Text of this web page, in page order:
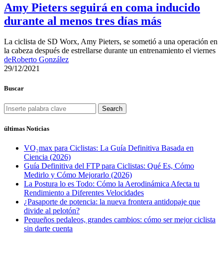
Amy Pieters seguirá en coma inducido
durante al menos tres días más
La ciclista de SD Worx, Amy Pieters, se sometió a una operación en
la cabeza después de estrellarse durante un entrenamiento el viernes
deRoberto González
29/12/2021
Buscar
Search
últimas Noticias
VO₂max para Ciclistas: La Guía Definitiva Basada en
Ciencia (2026)
Guía Definitiva del FTP para Ciclistas: Qué Es, Cómo
Medirlo y Cómo Mejorarlo (2026)
La Postura lo es Todo: Cómo la Aerodinámica Afecta tu
Rendimiento a Diferentes Velocidades
¿Pasaporte de potencia: la nueva frontera antidopaje que
divide al pelotón?
Pequeños pedaleos, grandes cambios: cómo ser mejor ciclista
sin darte cuenta